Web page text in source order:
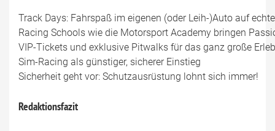
Track Days: Fahrspaß im eigenen (oder Leih-)Auto auf
Racing Schools wie die Motorsport Academy bringen
VIP-Tickets und exklusive Pitwalks für das ganz große
Sim-Racing als günstiger, sicherer Einstieg
Sicherheit geht vor: Schutzausrüstung lohnt sich immer!
Redaktionsfazit